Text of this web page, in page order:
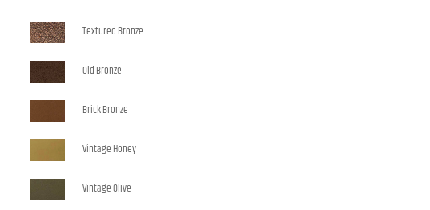
Textured Bronze
Old Bronze
Brick Bronze
Vintage Honey
Vintage Olive